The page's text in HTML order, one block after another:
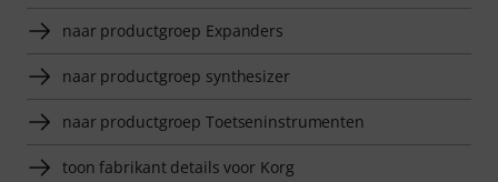
naar productgroep Expanders
naar productgroep synthesizer
naar productgroep Toetseninstrumenten
toon fabrikant details voor Korg